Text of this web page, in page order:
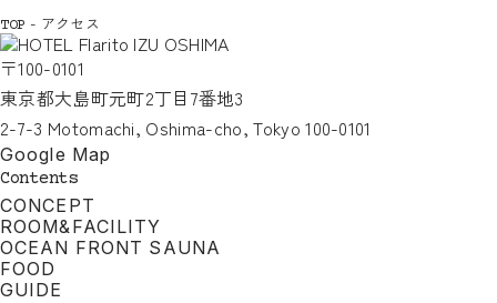
TOP - アクセス
〒100-0101
東京都大島町元町2丁目7番地3
2-7-3 Motomachi, Oshima-cho, Tokyo 100-0101
Google Map
Contents
CONCEPT
ROOM&FACILITY
OCEAN FRONT SAUNA
FOOD
GUIDE